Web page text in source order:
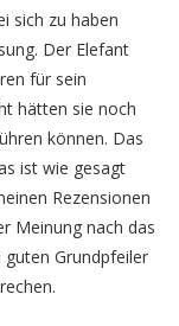
sich zu haben
Der Elefant
für sein
hätten sie noch
können. Das
ist wie gesagt
Rezensionen
Meinung nach das
guten Grundpfeiler